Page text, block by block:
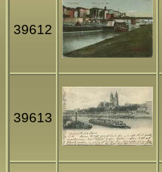
39612
39613